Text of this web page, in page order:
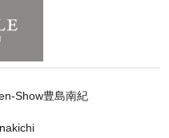
Show豊島南紀